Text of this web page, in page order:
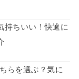
持ちいい！快適に
らを選ぶ？気に